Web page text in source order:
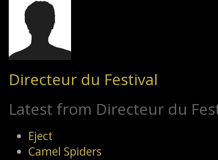
Directeur du Festival
Latest from Directeur du
Eject
Camel Spiders